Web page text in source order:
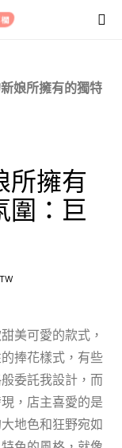
娘所擁有的獨特
所擁有
圍：巨
美可愛的款式，
捧花樣式，有些
委託我設計，而
，店主喜愛的是
地色和狂野宛如